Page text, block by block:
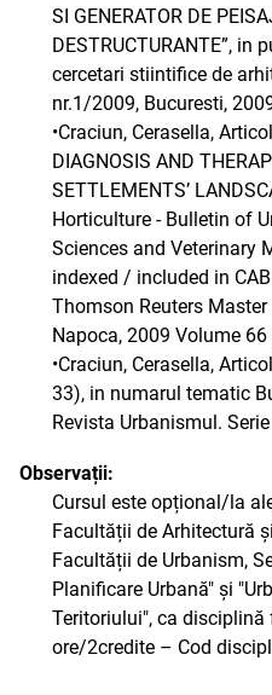
SI GENERATOR DE
DESTRUCTURANTE”,
cercetari stiintifice de
nr.1/2009, Bucuresti,
•Craciun, Cerasella,
DIAGNOSIS AND
SETTLEMENTS’
Horticulture - Bulletin of
Sciences and Veterinary
indexed / included in
Thomson Reuters
Napoca, 2009 Volume 66
•Craciun, Cerasella,
33), in numarul tematic
Revista Urbanismul.
Observații:
Cursul este opțional/la
Facultății de Arhitectură
Facultății de Urbanism,
Planificare Urbană" și
Teritoriului", ca
ore/2credite – Cod